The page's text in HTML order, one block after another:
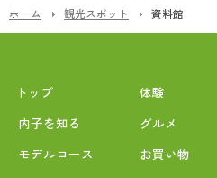
ホーム 観光スポット 資料館
トップ
内子を知る
モデルコース
体験
グルメ
お買い物